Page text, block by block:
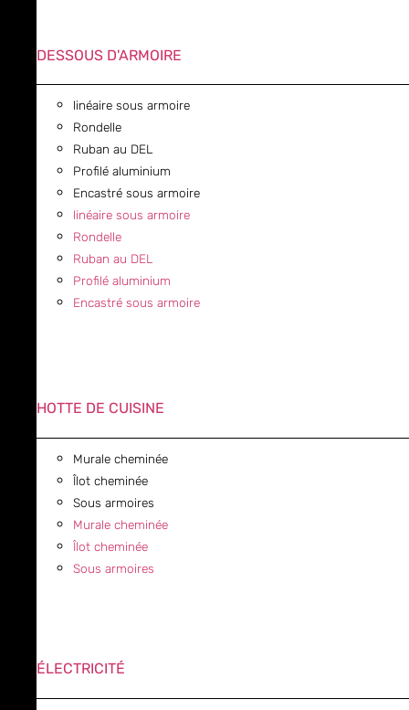
DESSOUS D'ARMOIRE
linéaire sous armoire
Rondelle
Ruban au DEL
Profilé aluminium
Encastré sous armoire
linéaire sous armoire
Rondelle
Ruban au DEL
Profilé aluminium
Encastré sous armoire
HOTTE DE CUISINE
Murale cheminée
Îlot cheminée
Sous armoires
Murale cheminée
Îlot cheminée
Sous armoires
ÉLECTRICITÉ